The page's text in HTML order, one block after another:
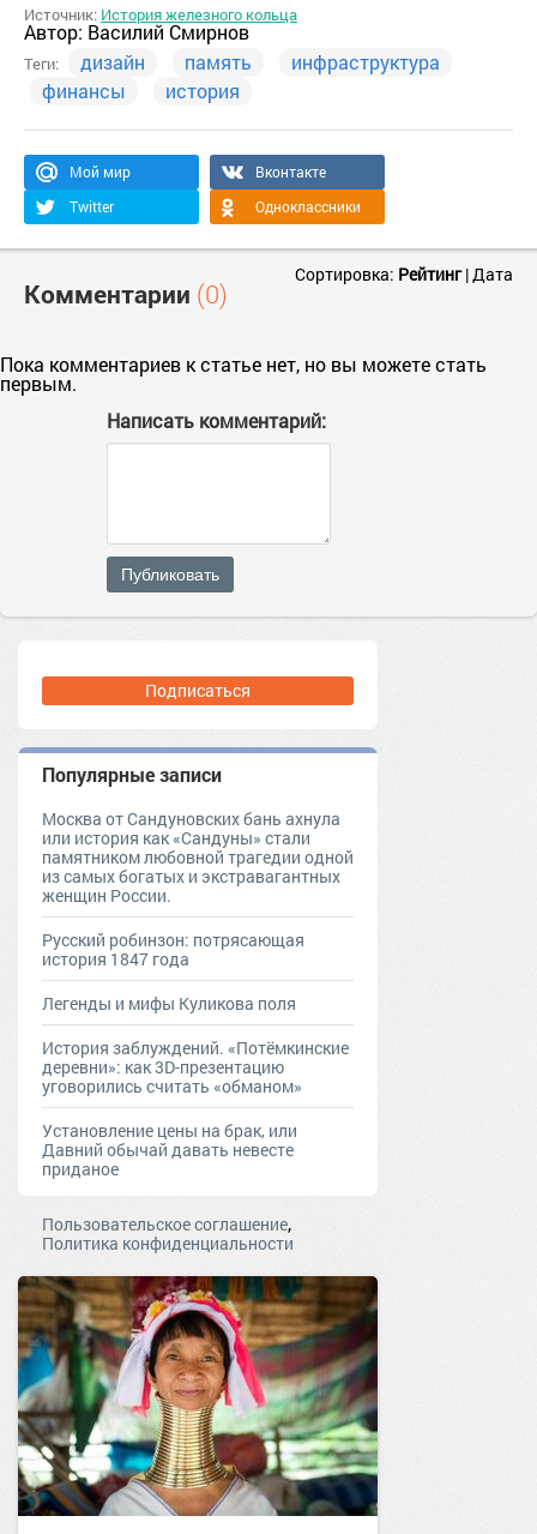
Источник: История железного кольца
Автор: Василий Смирнов
Теги: дизайн память
инфраструктура
финансы
история
Мой мир
Вконтакте
Twitter
Одноклассники
Комментарии (0)
Сортировка: Рейтинг|Дата
Пока комментариев к статье нет, но вы можете стать
первым.
Написать комментарий:
Публиковать
Подписаться
Популярные записи
Москва от Сандуновских бань ахнула
или история как «Сандуны» стали
памятником любовной трагедии одной
из самых богатых и экстравагантных
женщин России.
Русский робинзон: потрясающая
история 1847 года
Легенды и мифы Куликова поля
История заблуждений. «Потёмкинские
деревни»: как 3D-презентацию
уговорились считать «обманом»
Установление цены на брак, или
Давний обычай давать невесте
приданое
Пользовательское соглашение,
Политика конфиденциальности